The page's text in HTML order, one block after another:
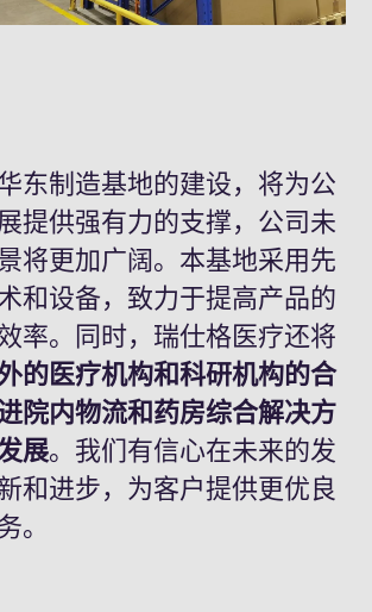
东制造基地的建设，将为公
提供强有力的支撑，公司未
将更加广阔。本基地采用先
和设备，致力于提高产品的
率。同时，瑞仕格医疗还将
的医疗机构和科研机构的合
院内物流和药房综合解决方
展。我们有信心在未来的发
和进步，为客户提供更优良
。